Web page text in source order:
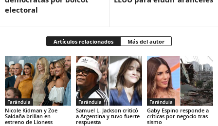
electoral
Artículos relacionados Más del autor
Farándula
Nicole Kidman y Zoe
Saldaña brillan en
estreno de Lioness
Farándula
Samuel L. Jackson criticó
a Argentina y tuvo fuerte
respuesta
Farándula
Gaby Espino responde a
críticas por negocio tras
sismo